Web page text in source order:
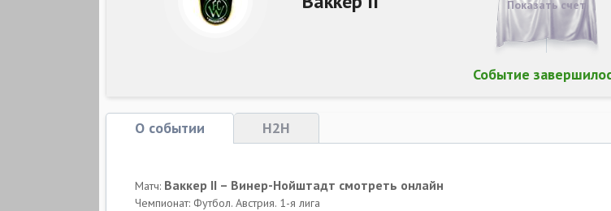
Событие
Показать счет
О событии H2H
Матч: Ваккер II – Винер-Нойштадт смотреть онлайн
Чемпионат: Футбол. Австрия. 1-я лига